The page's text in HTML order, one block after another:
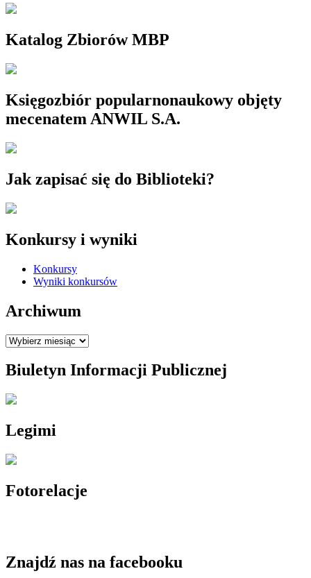
Katalog Zbiorów MBP
Księgozbiór popularnonaukowy objęty
mecenatem ANWIL S.A.
Jak zapisać się do Biblioteki?
Konkursy i wyniki
Konkursy
Wyniki konkursów
Archiwum
Archiwum
Biuletyn Informacji Publicznej
Legimi
Fotorelacje
Znajdź nas na facebooku